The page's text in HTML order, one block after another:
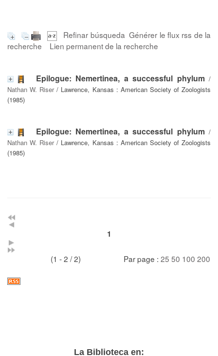
Refinar búsqueda Générer le flux rss de la
recherche
Lien permanent de la recherche
Epilogue: Nemertinea, a successful phylum/
Nathan W. Riser/ Lawrence, Kansas : American Society of Zoologists
(1985)
Epilogue: Nemertinea, a successful phylum/
Nathan W. Riser/ Lawrence, Kansas : American Society of Zoologists
(1985)
1
(1 - 2 / 2) Par page : 25 50 100 200
La Biblioteca en: